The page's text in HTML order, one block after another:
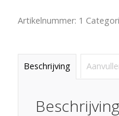
Artikelnummer: 1
Beschrijving
Beschrijving